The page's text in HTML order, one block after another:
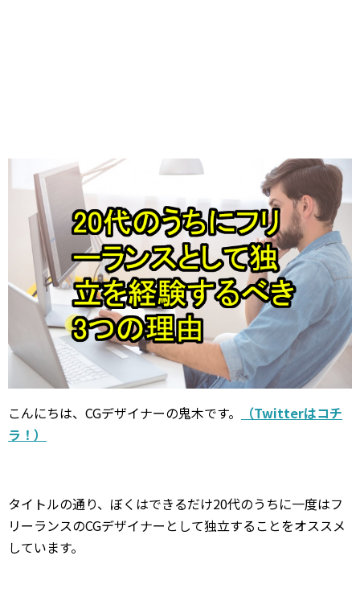
こんにちは、CGデザイナーの鬼木です。 （Twitterはコチ
ラ！）
タイトルの通り、ぼくはできるだけ20代のうちに一度はフ
リーランスのCGデザイナーとして独立することをオススメ
しています。